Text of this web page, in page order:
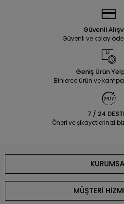
Güvenli
Güvenli ve kolay
Geniş Ürün
Binlerce ürün ve
7 / 24
Öneri ve şikayetlerinizi
MÜŞTERİ